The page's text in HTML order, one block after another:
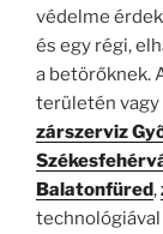
védelme
és egy régi,
a betörőknek.
területén vagy
zárszerviz
Balatonfüred,
technológiával